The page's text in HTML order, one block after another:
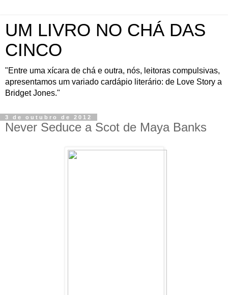
UM LIVRO NO CHÁ DAS
CINCO
"Entre uma xícara de chá e outra, nós, leitoras compulsivas,
apresentamos um variado cardápio literário: de Love Story a
Bridget Jones."
3 de outubro de 2012
Never Seduce a Scot de Maya Banks